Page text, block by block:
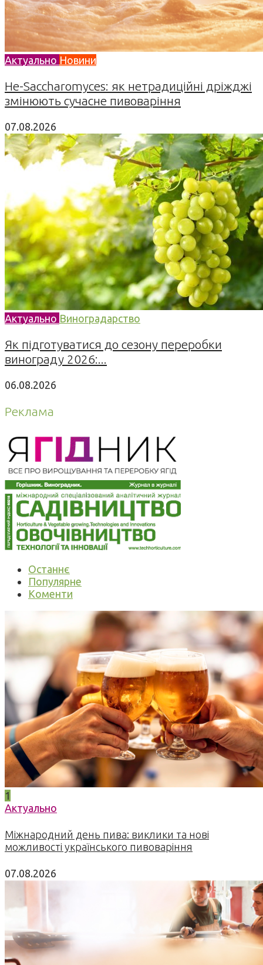
Актуально Новини
Не-Saccharomyces: як нетрадиційні дріжджі
змінюють сучасне пивоваріння
07.08.2026
Актуально Виноградарство
Як підготуватися до сезону переробки
винограду 2026:...
06.08.2026
Реклама
Останнє
Популярне
Коменти
1
Актуально
Міжнародний день пива: виклики та нові
можливості українського пивоваріння
07.08.2026